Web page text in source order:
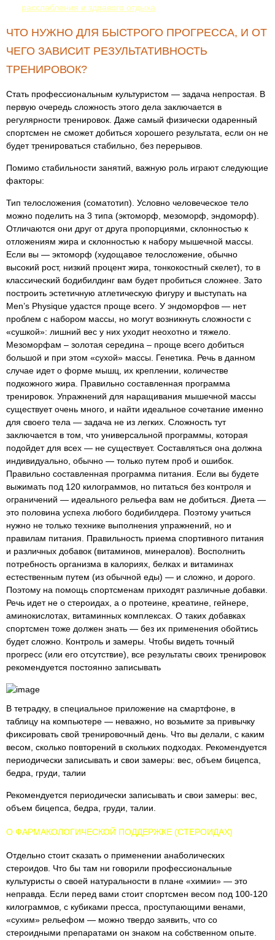
расслабления и здравого отдыха
ЧТО НУЖНО ДЛЯ БЫСТРОГО ПРОГРЕССА, И ОТ
ЧЕГО ЗАВИСИТ РЕЗУЛЬТАТИВНОСТЬ
ТРЕНИРОВОК?
Стать профессиональным культуристом — задача непростая. В
первую очередь сложность этого дела заключается в
регулярности тренировок. Даже самый физически одаренный
спортсмен не сможет добиться хорошего результата, если он не
будет тренироваться стабильно, без перерывов.
Помимо стабильности занятий, важную роль играют следующие
факторы:
Тип телосложения (соматотип). Условно человеческое тело
можно поделить на 3 типа (эктоморф, мезоморф, эндоморф).
Отличаются они друг от друга пропорциями, склонностью к
отложениям жира и склонностью к набору мышечной массы.
Если вы — эктоморф (худощавое телосложение, обычно
высокий рост, низкий процент жира, тонкокостный скелет), то в
классический бодибилдинг вам будет пробиться сложнее. Зато
построить эстетичную атлетическую фигуру и выступать на
Men’s Physique удастся проще всего. У эндоморфов — нет
проблем с набором массы, но могут возникнуть сложности с
«сушкой»: лишний вес у них уходит неохотно и тяжело.
Мезоморфам – золотая середина – проще всего добиться
большой и при этом «сухой» массы. Генетика. Речь в данном
случае идет о форме мышц, их креплении, количестве
подкожного жира. Правильно составленная программа
тренировок. Упражнений для наращивания мышечной массы
существует очень много, и найти идеальное сочетание именно
для своего тела — задача не из легких. Сложность тут
заключается в том, что универсальной программы, которая
подойдет для всех — не существует. Составляться она должна
индивидуально, обычно — только путем проб и ошибок.
Правильно составленная программа питания. Если вы будете
выжимать под 120 килограммов, но питаться без контроля и
ограничений — идеального рельефа вам не добиться. Диета —
это половина успеха любого бодибилдера. Поэтому учиться
нужно не только технике выполнения упражнений, но и
правилам питания. Правильность приема спортивного питания
и различных добавок (витаминов, минералов). Восполнить
потребность организма в калориях, белках и витаминах
естественным путем (из обычной еды) — и сложно, и дорого.
Поэтому на помощь спортсменам приходят различные добавки.
Речь идет не о стероидах, а о протеине, креатине, гейнере,
аминокислотах, витаминных комплексах. О таких добавках
спортсмен тоже должен знать — без их применения обойтись
будет сложно. Контроль и замеры. Чтобы видеть точный
прогресс (или его отсутствие), все результаты своих тренировок
рекомендуется постоянно записывать
В тетрадку, в специальное приложение на смартфоне, в
таблицу на компьютере — неважно, но возьмите за привычку
фиксировать свой тренировочный день. Что вы делали, с каким
весом, сколько повторений в скольких подходах. Рекомендуется
периодически записывать и свои замеры: вес, объем бицепса,
бедра, груди, талии
Рекомендуется периодически записывать и свои замеры: вес,
объем бицепса, бедра, груди, талии.
О ФАРМАКОЛОГИЧЕСКОЙ ПОДДЕРЖКЕ (СТЕРОИДАХ)
Отдельно стоит сказать о применении анаболических
стероидов. Что бы там ни говорили профессиональные
культуристы о своей натуральности в плане «химии» — это
неправда. Если перед вами стоит спортсмен весом под 100-120
килограммов, с кубиками пресса, проступающими венами,
«сухим» рельефом — можно твердо заявить, что со
стероидными препаратами он знаком на собственном опыте.